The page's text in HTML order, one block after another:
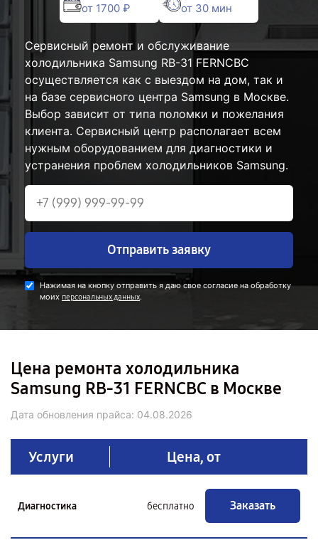
от 1700 ₽ от 30 мин
Сервисный ремонт и обслуживание
холодильника Samsung RB-31 FERNCBC
осуществляется как с выездом на дом, так и
на базе сервисного центра Samsung в Москве.
Выбор зависит от типа поломки и пожелания
клиента. Сервисный центр располагает всем
нужным оборудованием для диагностики и
устранения проблем холодильников Samsung.
Отправить заявку
Нажимая на кнопку отправить я даю свое согласие на обработку
моих персональных данных.
Цена ремонта холодильника
Samsung RB-31 FERNCBC в Москве
Дата обновления прайса: 04.08.2026
Услуги Цена, от
Диагностика бесплатно Заказать